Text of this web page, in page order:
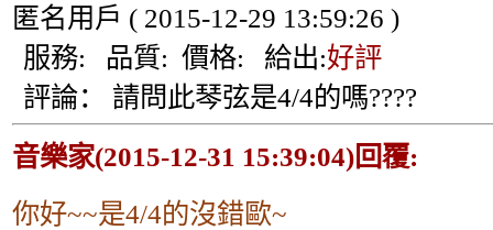
匿名用戶 ( 2015-12-29 13:59:26 )
服務: 品質: 價格: 給出:好評
評論：
請問此琴弦是4/4的嗎????
音樂家(2015-12-31 15:39:04)回覆:
你好~~是4/4的沒錯歐~